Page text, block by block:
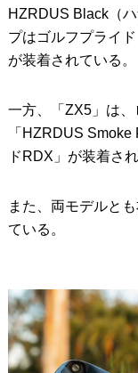
HZRDUS Black（
プはゴルフプライ
が装着されている。
一方、「ZX5」は
「HZRDUS
ドRDX」が装着さ
また、両モデルと
ている。